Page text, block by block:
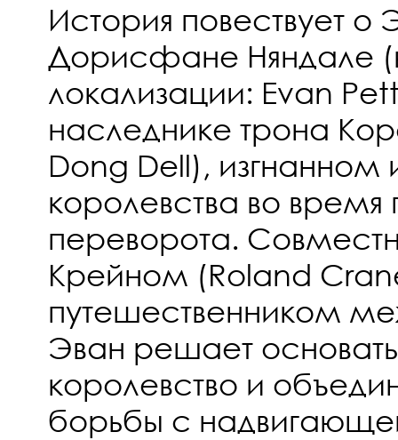
История повествует о
Дорисфане Няндале
локализации: Evan
наследнике трона
Dong Dell), изгнанном
королевства во время
переворота.
Крейном (Roland
путешественником
Эван решает
королевство и
борьбы с